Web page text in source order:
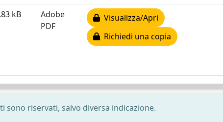
kB
Adobe
PDF
Visualizza/Apri
Richiedi una copia
riservati, salvo diversa indicazione.